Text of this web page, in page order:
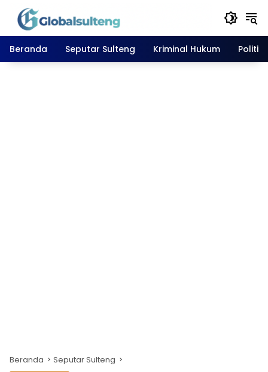
Langsung
konten
Beranda
Seputar Sulteng Kriminal Hukum Politik
Beranda Seputar Sulteng